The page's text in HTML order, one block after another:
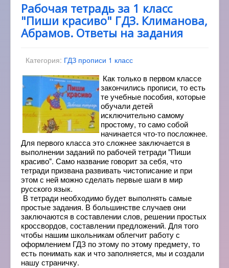
Рабочая тетрадь за 1 класс
"Пиши красиво" ГДЗ. Климанова,
Абрамов. Ответы на задания
Категория: ГДЗ прописи 1 класс
Как только в первом классе
закончились прописи, то есть
те учебные пособия, которые
обучали детей
исключительно самому
простому, то само собой
начинается что-то посложнее.
Для первого класса это сложнее заключается в
выполнении заданий по рабочей тетради "Пиши
красиво". Само название говорит за себя, что
тетради призвана развивать чистописание и при
этом с ней можно сделать первые шаги в мир
русского язык.
В тетради необходимо будет выполнять самые
простые задания. В большинстве случаев они
заключаются в составлении слов, решении простых
кроссвордов, составлении предложений. Для того
чтобы нашим школьникам облегчит работу с
оформлением ГДЗ по этому по этому предмету, то
есть понимать как и что заполняется, мы и создали
нашу страничку.